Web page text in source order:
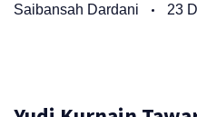
Saibansah Dardani 23